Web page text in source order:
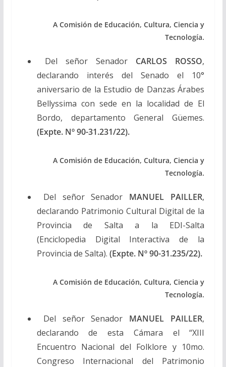
A Comisión de Educación, Cultura, Ciencia y
Tecnología.
Del señor Senador CARLOS ROSSO,
declarando interés del Senado el 10°
aniversario de la Estudio de Danzas Árabes
Bellyssima con sede en la localidad de El
Bordo, departamento General Güemes.
(Expte. Nº 90-31.231/22).
A Comisión de Educación, Cultura, Ciencia y
Tecnología.
Del señor Senador MANUEL PAILLER,
declarando Patrimonio Cultural Digital de la
Provincia de Salta a la EDI-Salta
(Enciclopedia Digital Interactiva de la
Provincia de Salta). (Expte. Nº 90-31.235/22).
A Comisión de Educación, Cultura, Ciencia y
Tecnología.
Del señor Senador MANUEL PAILLER,
declarando de esta Cámara el “XIII
Encuentro Nacional del Folklore y 10mo.
Congreso Internacional del Patrimonio